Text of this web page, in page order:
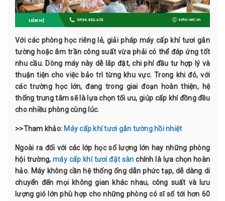
Với các phòng học riêng lẻ, giải pháp máy cấp khí tươi gắn
tường hoặc âm trần công suất vừa phải có thể đáp ứng tốt
nhu cầu. Dòng máy này dễ lắp đặt, chi phí đầu tư hợp lý và
thuận tiện cho việc bảo trì từng khu vực. Trong khi đó, với
các trường học lớn, đang trong giai đoạn hoàn thiện, hệ
thống trung tâm sẽ là lựa chọn tối ưu, giúp cấp khí đồng đều
cho nhiều phòng cùng lúc.
>>Tham khảo: Máy cấp khí tươi gắn tường hồi nhiệt
Ngoài ra đối với các lớp học số lượng lớn hay những phòng
hội trường, máy cấp khí tươi đặt sàn chính là lựa chọn hoàn
hảo. Máy không cần hệ thống ống dẫn phức tạp, dễ dàng di
chuyển đến mọi không gian khác nhau, công suất và lưu
lượng gió lớn phù hợp cho những phòng có sĩ số tới hơn 60